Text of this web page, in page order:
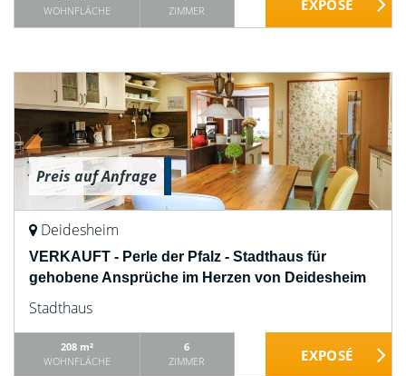
WOHNFLÄCHE
ZIMMER
Preis auf Anfrage
Deidesheim
VERKAUFT - Perle der Pfalz - Stadthaus für
gehobene Ansprüche im Herzen von Deidesheim
Stadthaus
208 m²
WOHNFLÄCHE
6
ZIMMER